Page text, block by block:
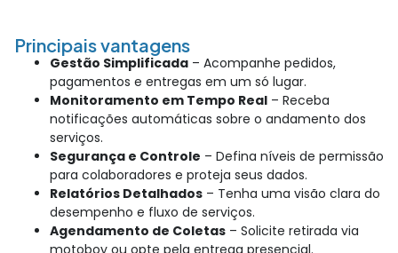
Principais vantagens
Gestão Simplificada – Acompanhe pedidos,
pagamentos e entregas em um só lugar.
Monitoramento em Tempo Real – Receba
notificações automáticas sobre o andamento dos
serviços.
Segurança e Controle – Defina níveis de permissão
para colaboradores e proteja seus dados.
Relatórios Detalhados – Tenha uma visão clara do
desempenho e fluxo de serviços.
Agendamento de Coletas – Solicite retirada via
motoboy ou opte pela entrega presencial.